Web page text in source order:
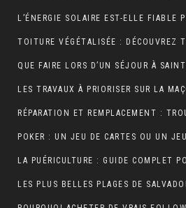
QUE FAIRE LORS D’UN SÉJOUR À
LES TRAVAUX À PRIORISER SUR LA
POKER : UN JEU DE CARTES OU UN
LES PLUS BELLES PLAGES DE